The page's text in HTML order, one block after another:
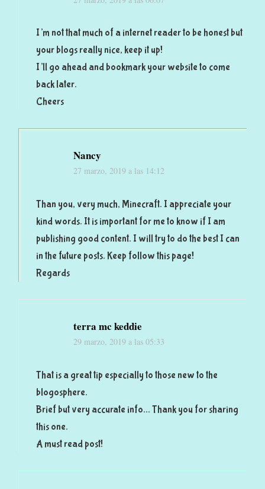
I’m not that much of a internet reader to be honest but
your blogs really nice, keep it up!
I’ll go ahead and bookmark your website to come
back later.
Cheers
Nancy
27 marzo, 2019 a las 14:12
Than you, very much, Minecraft. I appreciate your
kind words. It is important for me to know if I am
publishing good content. I will try to do the best I can
in the future posts. Keep follow this page!
Regards
terra mc keddie
29 marzo, 2019 a las 05:33
That is a great tip especially to those new to the
blogosphere.
Brief but very accurate info… Thank you for sharing
this one.
A must read post!